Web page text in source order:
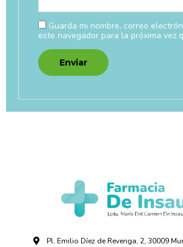
Guarda mi nombre, correo
este navegador para la próxima vez
Pl. Emilio Díez de Revenga, 2, 30009